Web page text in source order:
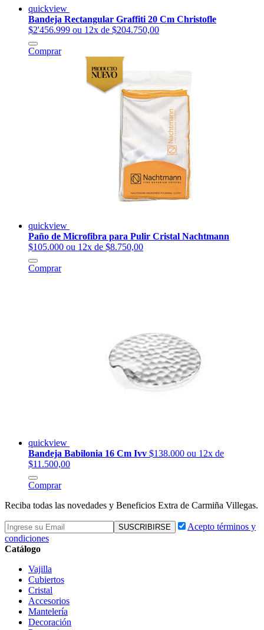
quickview
Bandeja Rectangular Graffiti 20 Cm Christofle
$2'456.999 ou 12x de $204.750,00
Comprar
quickview
Paño de Microfibra para Pulir Cristal Nachtmann
$105.000 ou 12x de $8.750,00
Comprar
quickview
Bandeja Babilonia 16 Cm Ivv $138.000 ou 12x de
$11.500,00
Comprar
Reciba todas las novedades y Beneficios Extra de Carmiña Villegas.
Acepto términos y
condiciones
Catálogo
Vajilla
Cubiertos
Cristal
Accesorios
Mantelería
Decoración